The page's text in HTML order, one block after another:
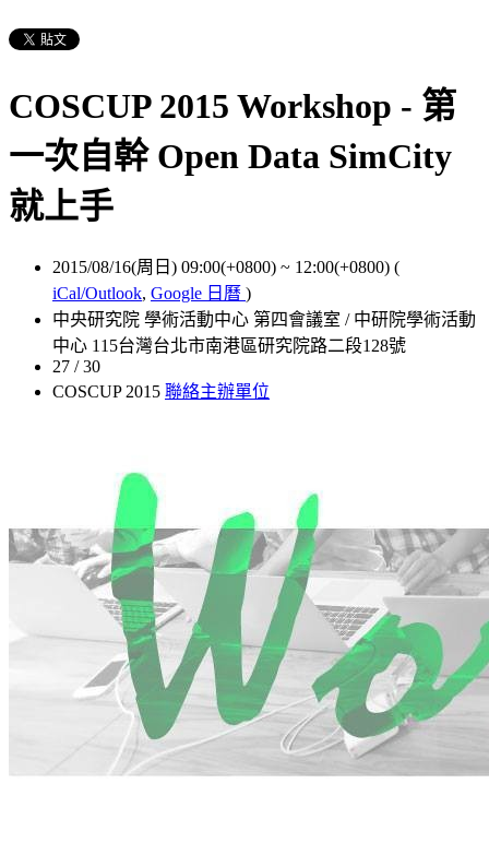
COSCUP 2015 Workshop - 第
一次自幹 Open Data SimCity
就上手
2015/08/16(周日) 09:00(+0800) ~ 12:00(+0800) (
iCal/Outlook, Google 日曆 )
中央研究院 學術活動中心 第四會議室 / 中研院學術活動
中心 115台灣台北市南港區研究院路二段128號
27 / 30
COSCUP 2015 聯絡主辦單位